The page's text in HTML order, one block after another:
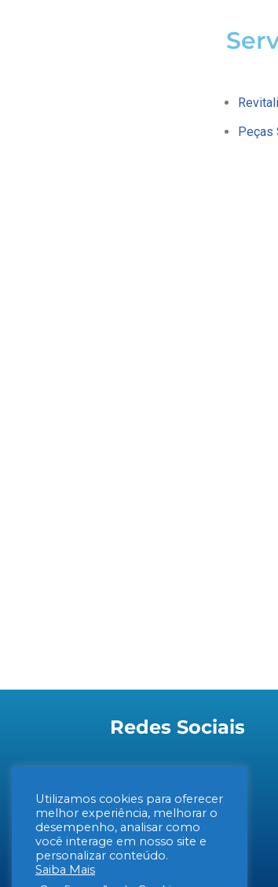
Peças
Redes Sociais
Utilizamos cookies para oferecer
melhor experiência, melhorar o
desempenho, analisar como
você interage em nosso site e
personalizar conteúdo.
Saiba Mais